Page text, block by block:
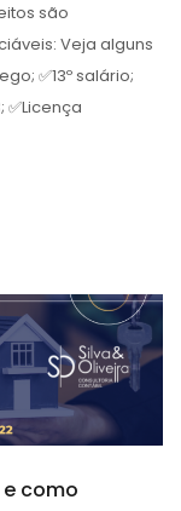
são
Veja alguns
✅13º salário;
✅Licença
e como